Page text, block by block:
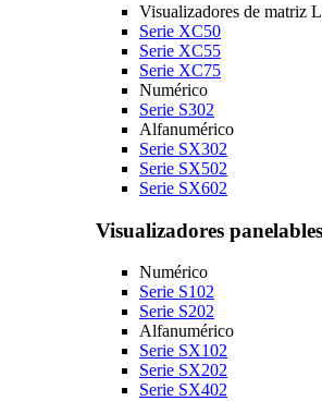
Visualizadores de matriz
Serie XC50
Serie XC55
Serie XC75
Numérico
Serie S302
Alfanumérico
Serie SX302
Serie SX502
Serie SX602
Visualizadores panelables
Numérico
Serie S102
Serie S202
Alfanumérico
Serie SX102
Serie SX202
Serie SX402